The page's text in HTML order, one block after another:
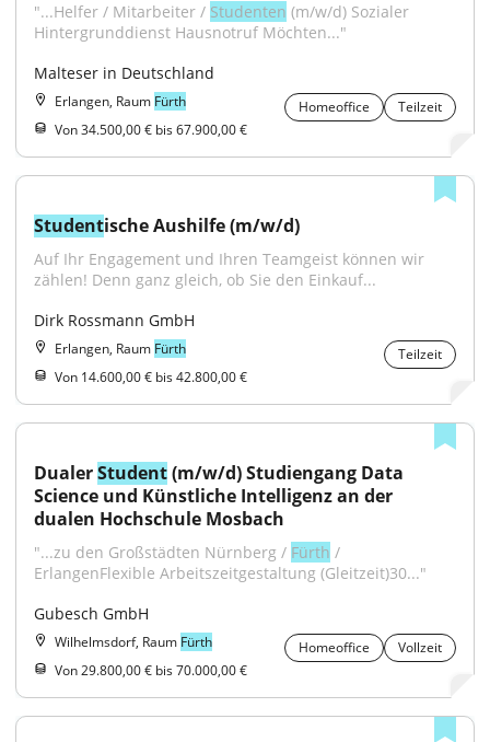
"...Helfer / Mitarbeiter / Studenten (m/w/d) Sozialer
Hintergrunddienst Hausnotruf Möchten..."
Malteser in Deutschland
Erlangen, Raum Fürth Homeoffice
Teilzeit
Von 34.500,00 € bis 67.900,00 €
Studentische Aushilfe (m/w/d)
Auf Ihr Engagement und Ihren Teamgeist können wir
zählen! Denn ganz gleich, ob Sie den Einkauf...
Dirk Rossmann GmbH
Erlangen, Raum Fürth
Teilzeit
Von 14.600,00 € bis 42.800,00 €
Dualer Student (m/w/d) Studiengang Data
Science und Künstliche Intelligenz an der
dualen Hochschule Mosbach
"...zu den Großstädten Nürnberg / Fürth /
ErlangenFlexible Arbeitszeitgestaltung (Gleitzeit)30..."
Gubesch GmbH
Wilhelmsdorf, Raum Fürth Homeoffice
Vollzeit
Von 29.800,00 € bis 70.000,00 €